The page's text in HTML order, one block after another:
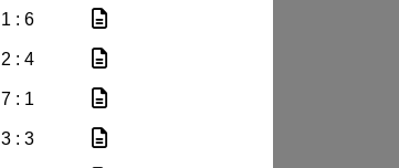
1 : 6
2 : 4
7 : 1
3 : 3